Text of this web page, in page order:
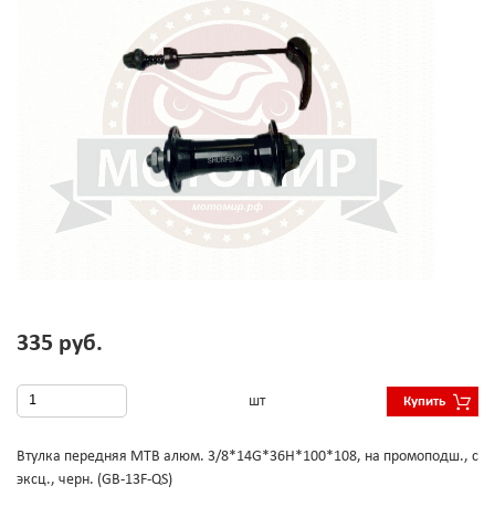
335 руб.
шт Купить
Втулка передняя МТВ алюм. 3/8*14G*36Н*100*108, на промоподш., с
эксц., черн. (GB-13F-QS)